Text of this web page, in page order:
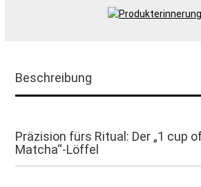
Beschreibung
Präzision fürs Ritual: Der „1 cup
Matcha“-Löffel